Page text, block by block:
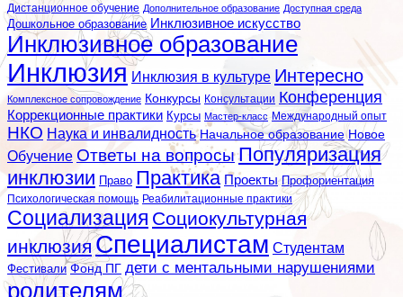
Дистанционное обучение Дополнительное образование Доступная среда
Дошкольное образование Инклюзивное искусство
Инклюзивное образование
Инклюзия Инклюзия в культуре Интересно
Комплексное сопровождение Конкурсы Консультации Конференция
Коррекционные практики Курсы Мастер-класс Международный опыт
НКО Наука и инвалидность Начальное образование Новое
Обучение Ответы на вопросыПопуляризация
инклюзии Право Практика Проекты Профориентация
Психологическая помощь Реабилитационные практики
Социализация Социокультурная
инклюзия Специалистам Студентам
Фестивали Фонд ПГ дети с ментальными нарушениями
родителям